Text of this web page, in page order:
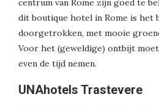
centrum van Rome zijn goed te
dit boutique hotel in Rome is het
doorgetrokken, met mooie
Voor het (geweldige) ontbijt
even de tijd nemen.
UNAhotels Trastevere